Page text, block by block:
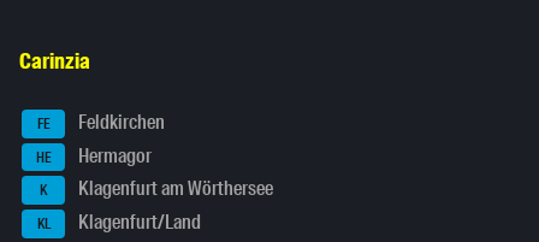
Carinzia
FE Feldkirchen
HE Hermagor
K Klagenfurt am Wörthersee
KL Klagenfurt/Land